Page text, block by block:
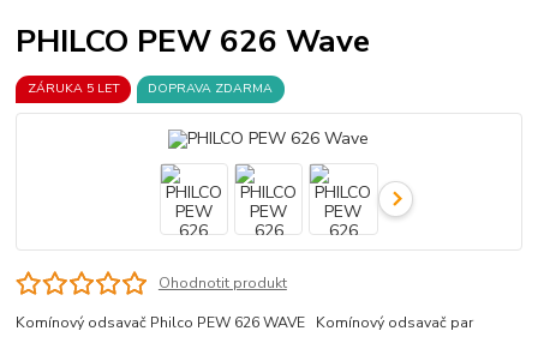
PHILCO PEW 626 Wave
ZÁRUKA 5 LET DOPRAVA ZDARMA
Ohodnotit produkt
Komínový odsavač Philco PEW 626 WAVE Komínový odsavač par